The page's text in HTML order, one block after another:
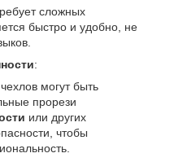
сложных
быстро и удобно, не
:
могут быть
прорези
или других
чтобы